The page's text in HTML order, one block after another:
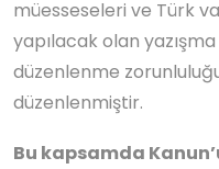
müesseseleri ve Türk
yapılacak olan
düzenlenme
düzenlenmiştir.
Bu kapsamda